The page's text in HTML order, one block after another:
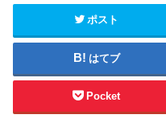
ポスト
はてブ
Pocket